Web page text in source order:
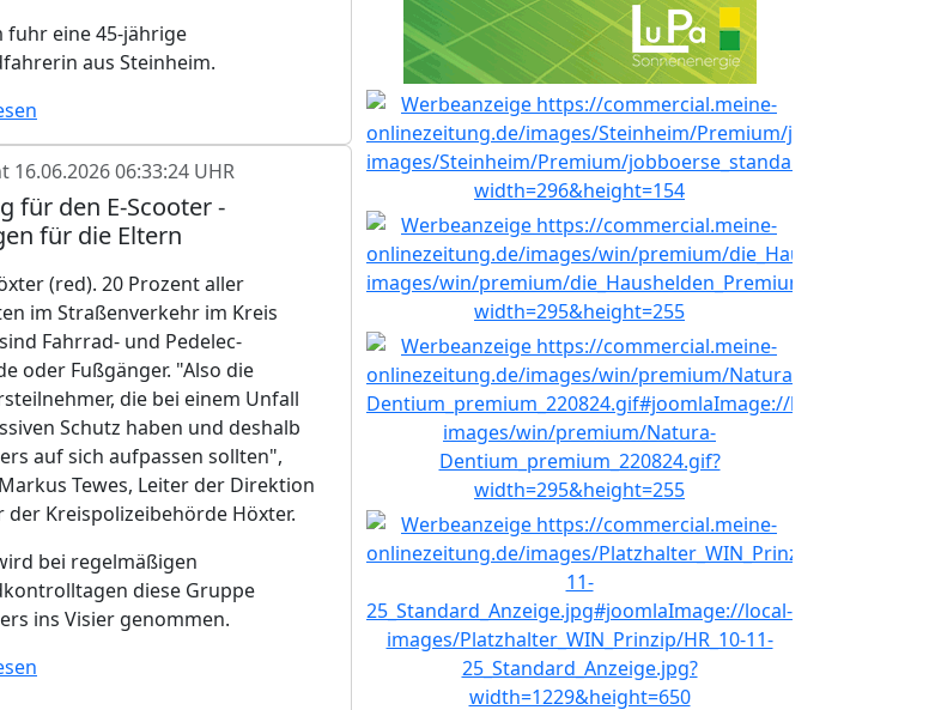
fuhr eine 45-jährige
aus Steinheim.
16.06.2026 06:33:24 UHR
für den E-Scooter -
für die Eltern
(red). 20 Prozent aller
im Straßenverkehr im Kreis
Fahrrad- und Pedelec-
oder Fußgänger. "Also die
die bei einem Unfall
Schutz haben und deshalb
auf sich aufpassen sollten",
Tewes, Leiter der Direktion
der Kreispolizeibehörde Höxter.
bei regelmäßigen
diese Gruppe
ins Visier genommen.